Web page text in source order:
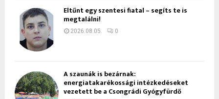
Eltűnt egy szentesi fiatal – segíts te is
megtalálni!
2026.08.05. 0
A szaunák is bezárnak:
energiatakarékossági intézkedéseket
vezetett be a Csongrádi Gyógyfürdő